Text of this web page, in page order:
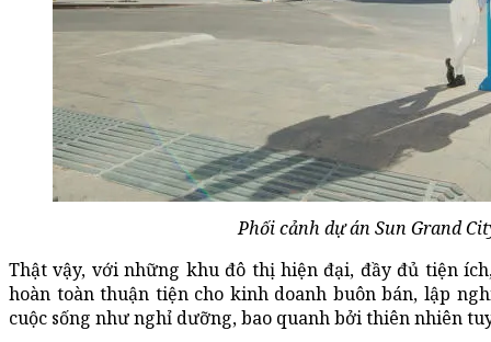
Phối cảnh dự án Sun Grand
Thật vậy, với những khu đô thị hiện đại, đầy đủ tiện
hoàn toàn thuận tiện cho kinh doanh buôn bán, lập
cuộc sống như nghỉ dưỡng, bao quanh bởi thiên nhiên